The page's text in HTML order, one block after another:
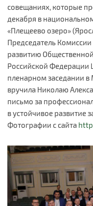
совещаниях, которые
декабря в
«Плещеево озеро»
Председатель
развитию
Российской
пленарном заседании в
вручила Николаю
письмо за
в устойчивое развитие
Фотографии с сайта